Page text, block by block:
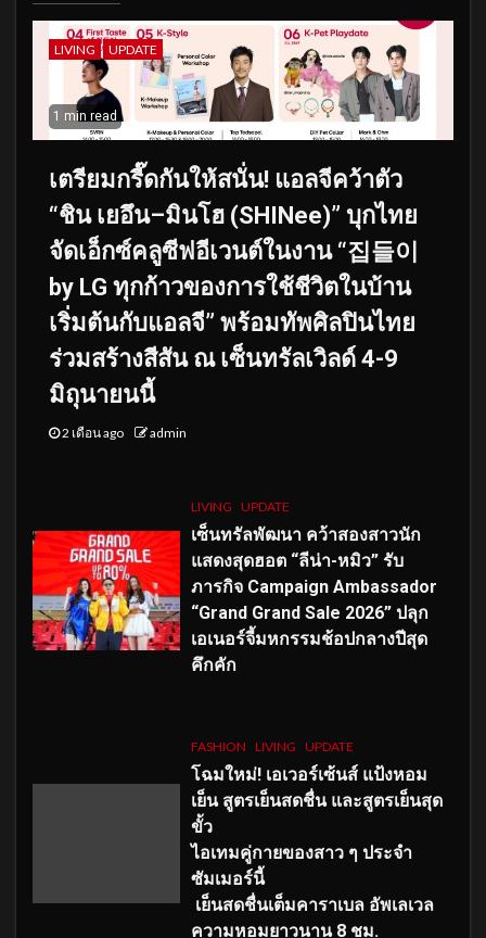
LIVING UPDATE
1 min read
เตรียมกรี๊ดกันให้สนั่น! แอลจีคว้าตัว
“ชิน เยอึน–มินโฮ (SHINee)” บุกไทย
จัดเอ็กซ์คลูซีฟอีเวนต์ในงาน “집들이
by LG ทุกก้าวของการใช้ชีวิตในบ้าน
เริ่มต้นกับแอลจี” พร้อมทัพศิลปินไทย
ร่วมสร้างสีสัน ณ เซ็นทรัลเวิลด์ 4-9
มิถุนายนนี้
2 เดือน ago admin
LIVING UPDATE
เซ็นทรัลพัฒนา คว้าสองสาวนัก
แสดงสุดฮอต “ลีน่า-หมิว” รับ
ภารกิจ Campaign Ambassador
“Grand Grand Sale 2026” ปลุก
เอเนอร์จี้มหกรรมช้อปกลางปีสุด
คึกคัก
FASHION LIVING UPDATE
โฉมใหม่! เอเวอร์เซ้นส์ แป้งหอม
เย็น สูตรเย็นสดชื่น และสูตรเย็นสุด
ขั้ว
ไอเทมคู่กายของสาว ๆ ประจำ
ซัมเมอร์นี้
เย็นสดชื่นเต็มคาราเบล อัพเลเวล
ความหอมยาวนาน 8 ชม.